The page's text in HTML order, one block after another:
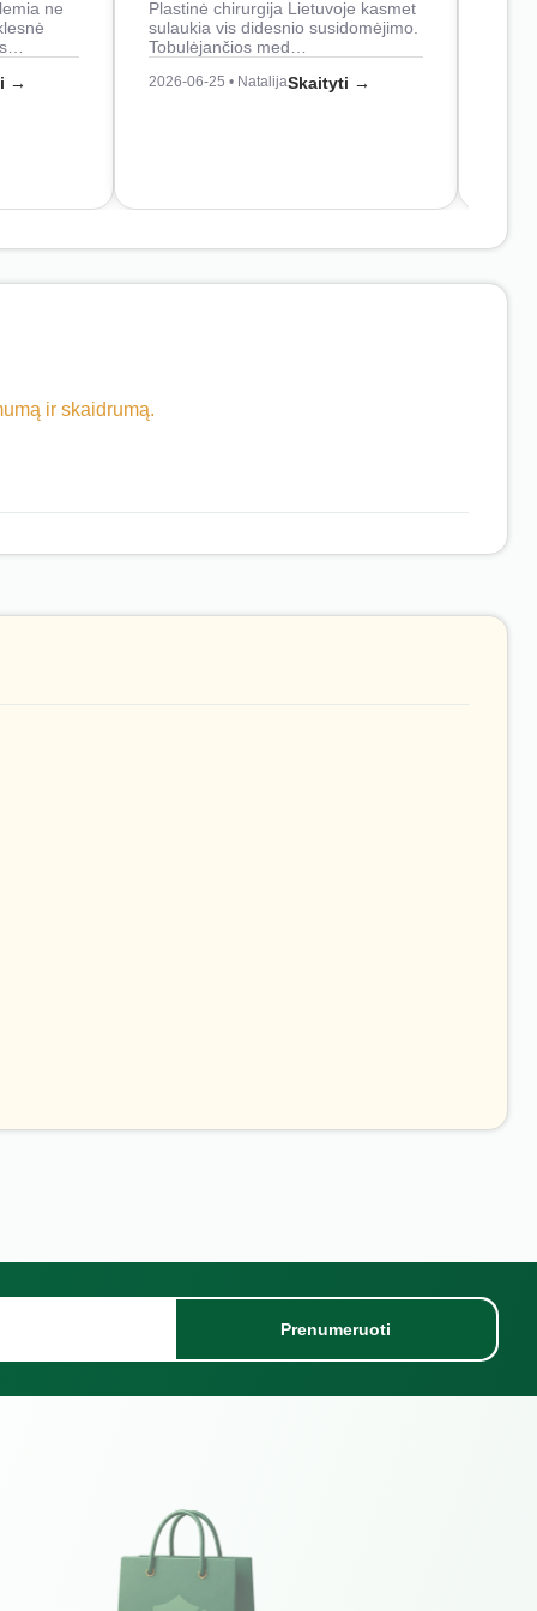
ne
→
Plastinė chirurgija Lietuvoje kasmet
sulaukia vis didesnio susidomėjimo.
Tobulėjančios med…
2026-06-25 • NatalijaSkaityti →
ir skaidrumą.
Prenumeruoti